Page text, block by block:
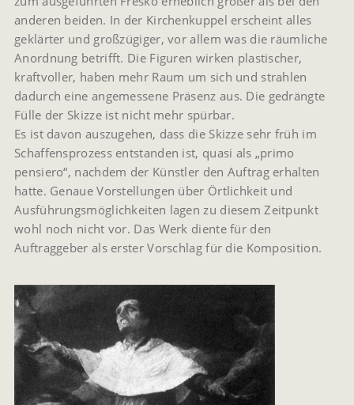
anderen beiden. In der Kirchenkuppel erscheint alles
geklärter und großzügiger, vor allem was die räumliche
Anordnung betrifft. Die Figuren wirken plastischer,
kraftvoller, haben mehr Raum um sich und strahlen
dadurch eine angemessene Präsenz aus. Die gedrängte
Fülle der Skizze ist nicht mehr spürbar.
Es ist davon auszugehen, dass die Skizze sehr früh im
Schaffensprozess entstanden ist, quasi als „primo
pensiero“, nachdem der Künstler den Auftrag erhalten
hatte. Genaue Vorstellungen über Örtlichkeit und
Ausführungsmöglichkeiten lagen zu diesem Zeitpunkt
wohl noch nicht vor. Das Werk diente für den
Auftraggeber als erster Vorschlag für die Komposition.